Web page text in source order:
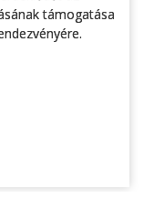
támogatása